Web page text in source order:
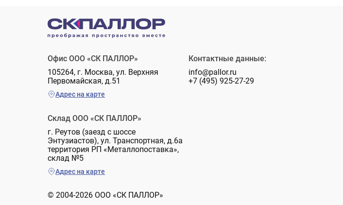
Офис ООО «СК ПАЛЛОР»
105264, г. Москва, ул. Верхняя
Первомайская, д.51
Адрес на карте
Склад ООО «СК ПАЛЛОР»
г. Реутов (заезд с шоссе
Энтузиастов), ул. Транспортная, д.6а
территория РП «Металлопоставка»,
склад №5
Адрес на карте
Контактные данные:
info@pallor.ru
+7 (495) 925-27-29
© 2004-2026 ООО «СК ПАЛЛОР»